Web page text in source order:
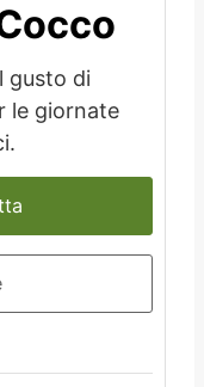
gusto di
le giornate